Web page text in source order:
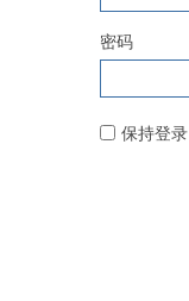
密码
保持登录